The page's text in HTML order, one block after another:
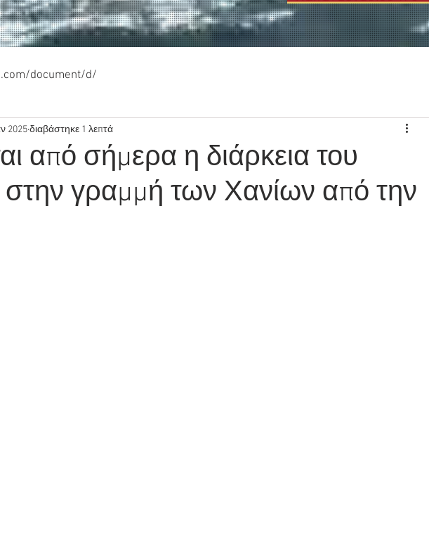
document/d/
από σήμερα η διάρκεια του
στην γραμμή των Χανίων από την
2025διαβάστηκε 1 λεπτά